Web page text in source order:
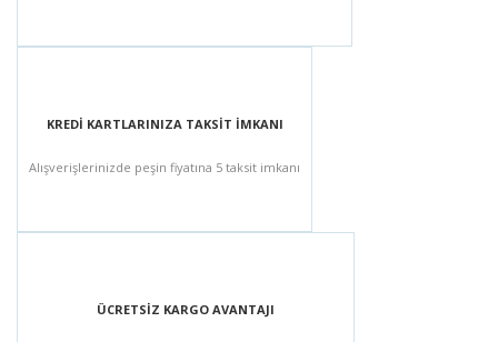
KREDİ KARTLARINIZA TAKSİT İMKANI
Alışverişlerinizde peşin fiyatına 5 taksit imkanı
ÜCRETSİZ KARGO AVANTAJI